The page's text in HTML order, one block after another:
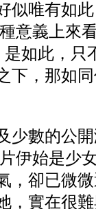
似唯有如
意義上來
是如此，只
下，那如
少數的公
伊始是少
，卻已微
，實在很